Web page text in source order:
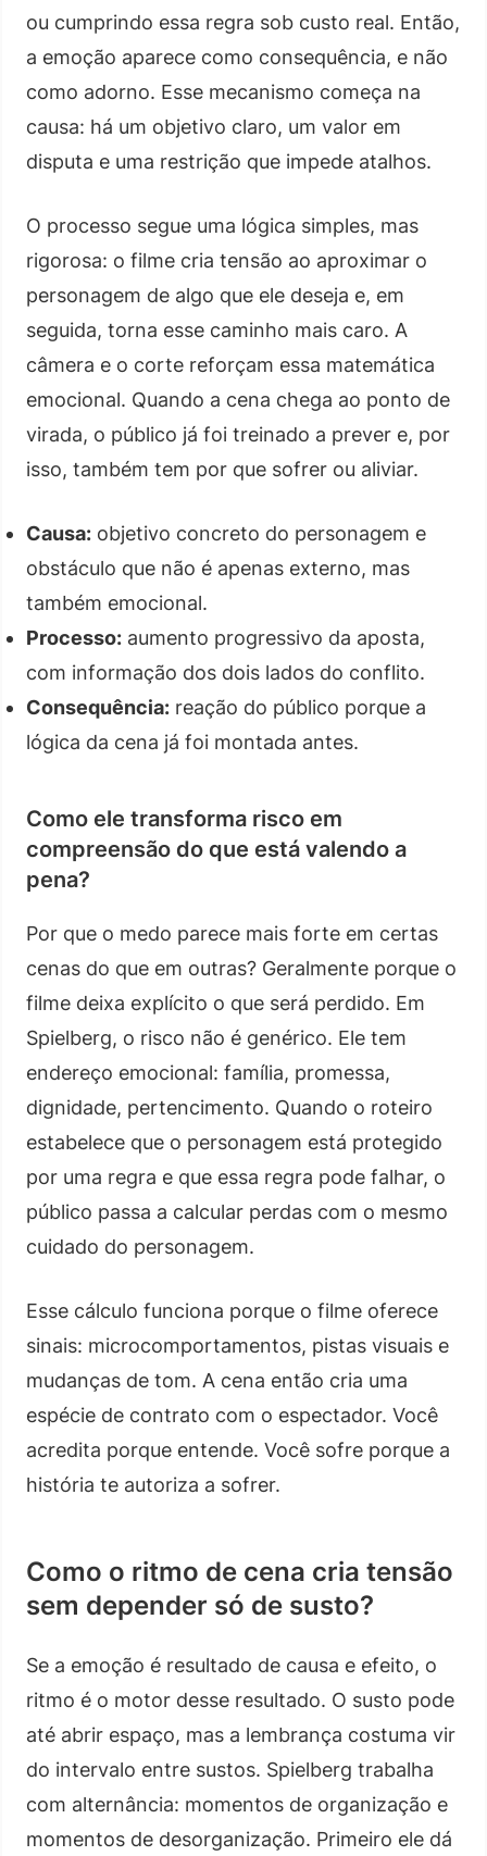
ou cumprindo essa regra sob custo real. Então,
a emoção aparece como consequência, e não
como adorno. Esse mecanismo começa na
causa: há um objetivo claro, um valor em
disputa e uma restrição que impede atalhos.
O processo segue uma lógica simples, mas
rigorosa: o filme cria tensão ao aproximar o
personagem de algo que ele deseja e, em
seguida, torna esse caminho mais caro. A
câmera e o corte reforçam essa matemática
emocional. Quando a cena chega ao ponto de
virada, o público já foi treinado a prever e, por
isso, também tem por que sofrer ou aliviar.
Causa: objetivo concreto do personagem e
obstáculo que não é apenas externo, mas
também emocional.
Processo: aumento progressivo da aposta,
com informação dos dois lados do conflito.
Consequência: reação do público porque a
lógica da cena já foi montada antes.
Como ele transforma risco em
compreensão do que está valendo a
pena?
Por que o medo parece mais forte em certas
cenas do que em outras? Geralmente porque o
filme deixa explícito o que será perdido. Em
Spielberg, o risco não é genérico. Ele tem
endereço emocional: família, promessa,
dignidade, pertencimento. Quando o roteiro
estabelece que o personagem está protegido
por uma regra e que essa regra pode falhar, o
público passa a calcular perdas com o mesmo
cuidado do personagem.
Esse cálculo funciona porque o filme oferece
sinais: microcomportamentos, pistas visuais e
mudanças de tom. A cena então cria uma
espécie de contrato com o espectador. Você
acredita porque entende. Você sofre porque a
história te autoriza a sofrer.
Como o ritmo de cena cria tensão
sem depender só de susto?
Se a emoção é resultado de causa e efeito, o
ritmo é o motor desse resultado. O susto pode
até abrir espaço, mas a lembrança costuma vir
do intervalo entre sustos. Spielberg trabalha
com alternância: momentos de organização e
momentos de desorganização. Primeiro ele dá